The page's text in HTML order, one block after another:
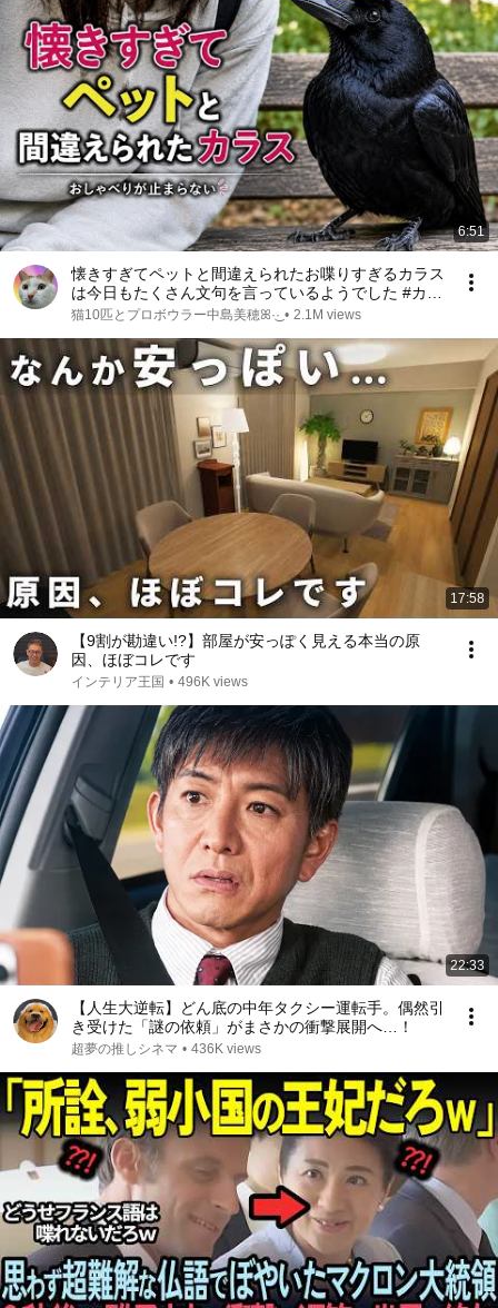
6:51
懐きすぎてペットと間違えられたお喋りすぎるカラス
は今日もたくさん文句を言っているようでした #カラ
ス ｜Friendly Crow
猫10匹とプロボウラー中島美穂ꕤ︎︎·͜· • 2.1M views
17:58
【9割が勘違い!?】部屋が安っぽく見える本当の原
因、ほぼコレです
インテリア王国 • 496K views
22:33
【人生大逆転】どん底の中年タクシー運転手。偶然引
き受けた「謎の依頼」がまさかの衝撃展開へ…！
超夢の推しシネマ • 436K views